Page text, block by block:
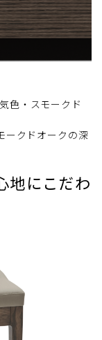
色・スモークド
ークドオークの深
地にこだわ